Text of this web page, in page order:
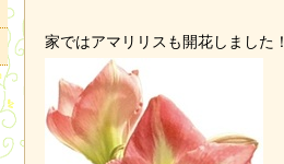
家ではアマリリスも開花しました！